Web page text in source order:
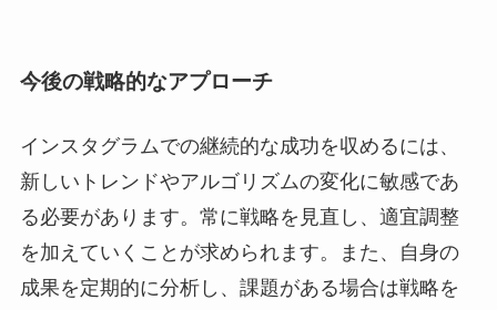
今後の戦略的なアプローチ
インスタグラムでの継続的な成功を収めるには、
新しいトレンドやアルゴリズムの変化に敏感であ
る必要があります。常に戦略を見直し、適宜調整
を加えていくことが求められます。また、自身の
成果を定期的に分析し、課題がある場合は戦略を